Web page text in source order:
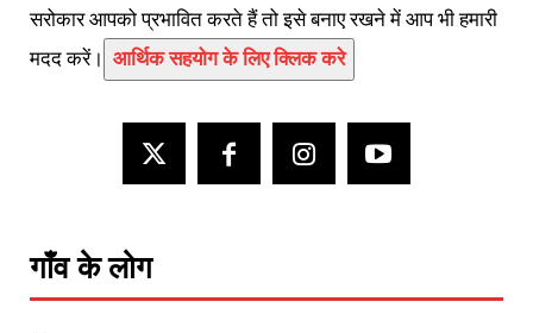
सरोकार आपको प्रभावित करते हैं तो इसे बनाए रखने में आप भी हमारी
मदद करें। आर्थिक सहयोग के लिए क्लिक करे
गाँव के लोग